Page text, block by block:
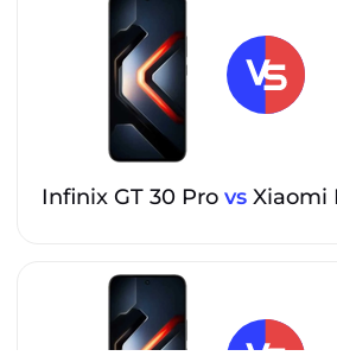
Infinix GT 30 Pro vs Xiaomi